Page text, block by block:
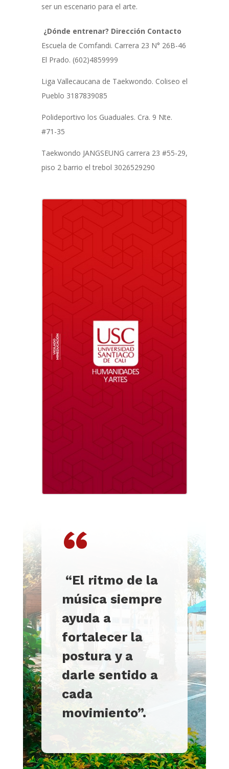
ser un escenario para el arte.
¿Dónde entrenar? Dirección Contacto
Escuela de Comfandi. Carrera 23 N° 26B-46
El Prado. (602)4859999
Liga Vallecaucana de Taekwondo. Coliseo el
Pueblo 3187839085
Polideportivo los Guaduales. Cra. 9 Nte.
#71-35
Taekwondo JANGSEUNG carrera 23 #55-29,
piso 2 barrio el trebol 3026529290
“
“El ritmo de la
música siempre
ayuda a
fortalecer la
postura y a
darle sentido a
cada
movimiento”.